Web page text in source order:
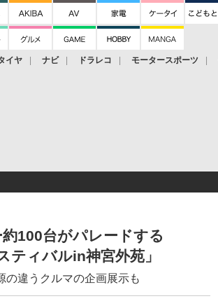
イヤ ナビ ドラレコ モータースポーツ
100台がパレードする
ティバルin神宮外苑」
の違うクルマの企画展示も